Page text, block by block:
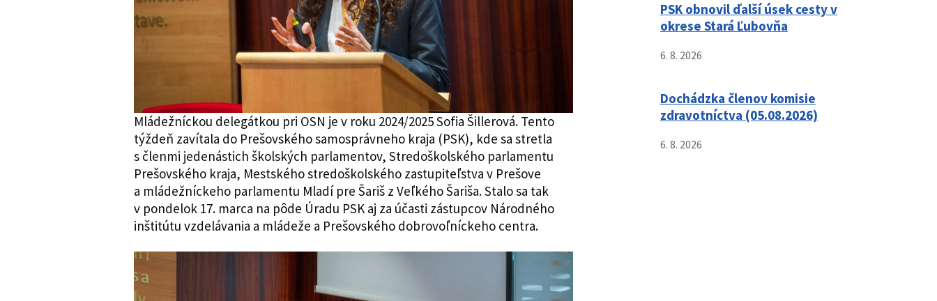
Mládežníckou delegátkou pri OSN je v roku 2024/2025 Sofia Šillerová. Tento
týždeň zavítala do Prešovského samosprávneho kraja (PSK), kde sa stretla
s členmi jedenástich školských parlamentov, Stredoškolského parlamentu
Prešovského kraja, Mestského stredoškolského zastupiteľstva v Prešove
a mládežníckeho parlamentu Mladí pre Šariš z Veľkého Šariša. Stalo sa tak
v pondelok 17. marca na pôde Úradu PSK aj za účasti zástupcov Národného
inštitútu vzdelávania a mládeže a Prešovského dobrovoľníckeho centra.
PSK obnovil ďalší úsek cesty v
okrese Stará Ľubovňa
6. 8. 2026
Dochádzka členov komisie
zdravotníctva (05.08.2026)
6. 8. 2026